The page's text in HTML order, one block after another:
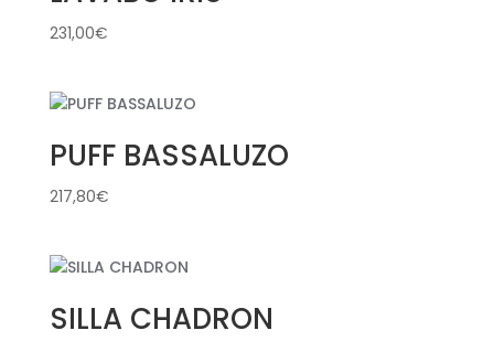
231,00€
PUFF BASSALUZO
217,80€
SILLA CHADRON